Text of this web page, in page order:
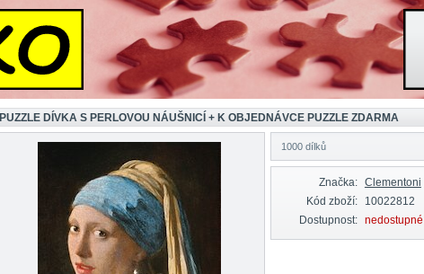
PUZZLE DÍVKA S PERLOVOU NÁUŠNICÍ + K OBJEDNÁVCE PUZZLE ZDARMA
1000 dílků
Značka:
Clementoni
Kód zboží:
10022812
Dostupnost:
nedostupné